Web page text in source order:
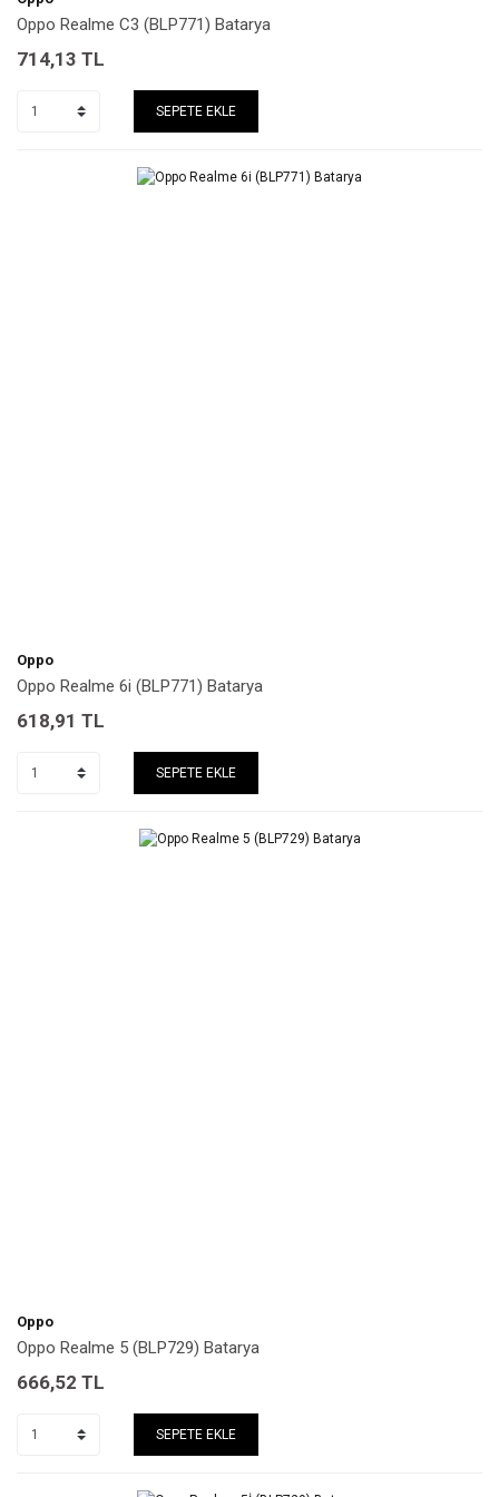
Oppo Realme C3 (BLP771) Batarya
714,13 TL
SEPETE EKLE
Oppo
Oppo Realme 6i (BLP771) Batarya
618,91 TL
SEPETE EKLE
Oppo
Oppo Realme 5 (BLP729) Batarya
666,52 TL
SEPETE EKLE